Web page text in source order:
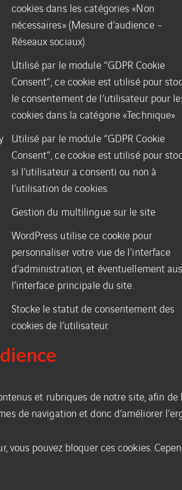
cookies dans les catégories «Non
nécessaires» (Mesure d’audience –
Réseaux sociaux).
Utilisé par le module “GDPR Cookie
Consent”, ce cookie est utilisé pour
le consentement de l’utilisateur pour
cookies dans la catégorie «Technique».
Utilisé par le module “GDPR Cookie
Consent”, ce cookie est utilisé pour
si l’utilisateur a consenti ou non à
l’utilisation de cookies.
Gestion du multilingue sur le site
WordPress utilise ce cookie pour
personnaliser votre vue de l’interface
d’administration, et éventuellement
l’interface principale du site.
Stocke le statut de consentement des
cookies de l’utilisateur.
et rubriques de notre site, afin
de navigation et donc d’améliorer
vous pouvez bloquer ces cookies.